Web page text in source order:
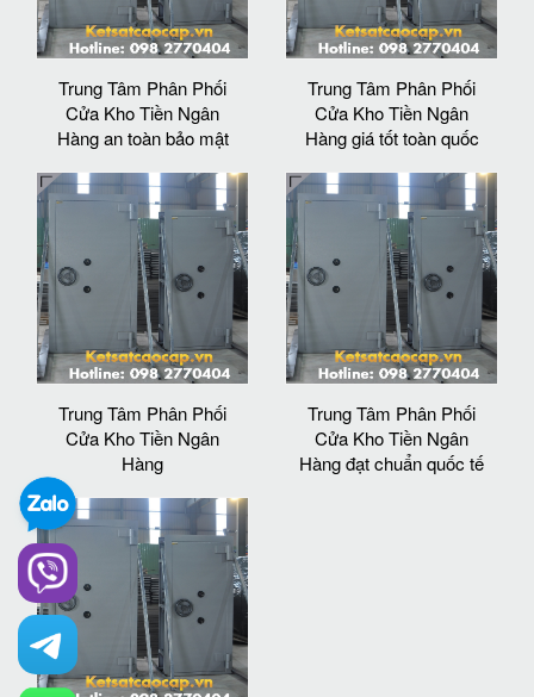
Trung Tâm Phân Phối
Cửa Kho Tiền Ngân
Hàng an toàn bảo mật
Trung Tâm Phân Phối
Cửa Kho Tiền Ngân
Hàng giá tốt toàn quốc
Trung Tâm Phân Phối
Cửa Kho Tiền Ngân
Hàng
Trung Tâm Phân Phối
Cửa Kho Tiền Ngân
Hàng đạt chuẩn quốc tế